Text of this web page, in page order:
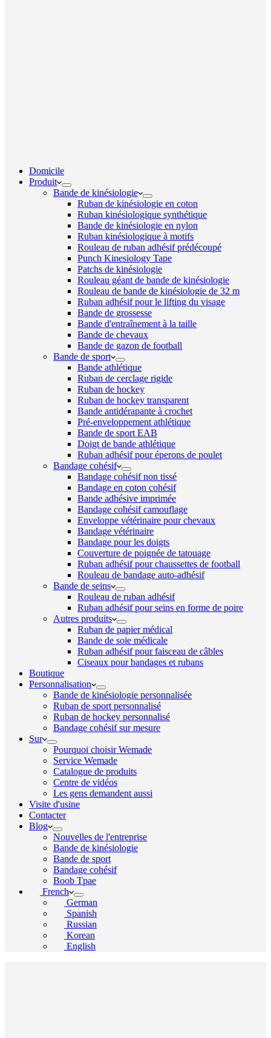
Domicile
Produit
Bande de kinésiologie
Ruban de kinésiologie en coton
Ruban kinésiologique synthétique
Bande de kinésiologie en nylon
Ruban kinésiologique à motifs
Rouleau de ruban adhésif prédécoupé
Punch Kinesiology Tape
Patchs de kinésiologie
Rouleau géant de bande de kinésiologie
Rouleau de bande de kinésiologie de 32 m
Ruban adhésif pour le lifting du visage
Bande de grossesse
Bande d'entraînement à la taille
Bande de chevaux
Bande de gazon de football
Bande de sport
Bande athlétique
Ruban de cerclage rigide
Ruban de hockey
Ruban de hockey transparent
Bande antidérapante à crochet
Pré-enveloppement athlétique
Bande de sport EAB
Doigt de bande athlétique
Ruban adhésif pour éperons de poulet
Bandage cohésif
Bandage cohésif non tissé
Bandage en coton cohésif
Bande adhésive imprimée
Bandage cohésif camouflage
Enveloppe vétérinaire pour chevaux
Bandage vétérinaire
Bandage pour les doigts
Couverture de poignée de tatouage
Ruban adhésif pour chaussettes de football
Rouleau de bandage auto-adhésif
Bande de seins
Rouleau de ruban adhésif
Ruban adhésif pour seins en forme de poire
Autres produits
Ruban de papier médical
Bande de soie médicale
Ruban adhésif pour faisceau de câbles
Ciseaux pour bandages et rubans
Boutique
Personnalisation
Bande de kinésiologie personnalisée
Ruban de sport personnalisé
Ruban de hockey personnalisé
Bandage cohésif sur mesure
Sur
Pourquoi choisir Wemade
Service Wemade
Catalogue de produits
Centre de vidéos
Les gens demandent aussi
Visite d'usine
Contacter
Blog
Nouvelles de l'entreprise
Bande de kinésiologie
Bande de sport
Bandage cohésif
Boob Tpae
French
German
Spanish
Russian
Korean
English